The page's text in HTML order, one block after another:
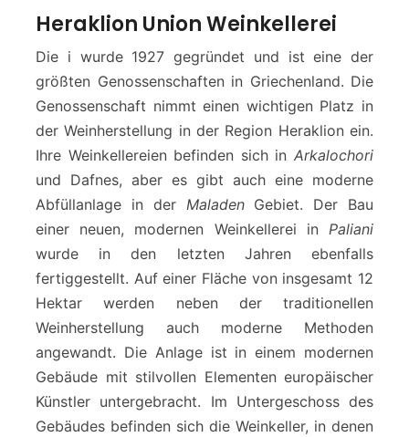
Heraklion Union Weinkellerei
Die i wurde 1927 gegründet und ist eine der
größten Genossenschaften in Griechenland. Die
Genossenschaft nimmt einen wichtigen Platz in
der Weinherstellung in der Region Heraklion ein.
Ihre Weinkellereien befinden sich in Arkalochori
und Dafnes, aber es gibt auch eine moderne
Abfüllanlage in der MaladenGebiet. Der Bau
einer neuen, modernen Weinkellerei in Paliani
wurde in den letzten Jahren ebenfalls
fertiggestellt. Auf einer Fläche von insgesamt 12
Hektar werden neben der traditionellen
Weinherstellung auch moderne Methoden
angewandt. Die Anlage ist in einem modernen
Gebäude mit stilvollen Elementen europäischer
Künstler untergebracht. Im Untergeschoss des
Gebäudes befinden sich die Weinkeller, in denen